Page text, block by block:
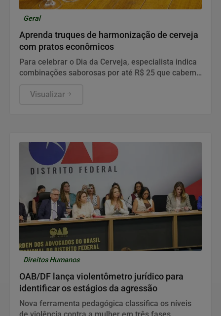
Geral
Aprenda truques de harmonização de cerveja
com pratos econômicos
Para celebrar o Dia da Cerveja, especialista indica
combinações saborosas por até R$ 25 que cabem
Visualizar
Direitos Humanos
OAB/DF lança violentômetro jurídico para
identificar os estágios da agressão
Nova ferramenta pedagógica classifica os níveis